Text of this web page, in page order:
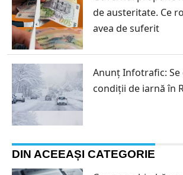
de austeritate. Ce
avea de suferit
Anunț Infotrafic: Se
condiții de iarnă în
DIN ACEEAȘI CATEGORIE